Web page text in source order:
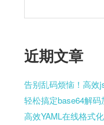
近期文章
告别乱码烦恼！高效
轻松搞定base64解
高效YAML在线格式